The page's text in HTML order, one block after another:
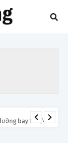
bay từ 1/4